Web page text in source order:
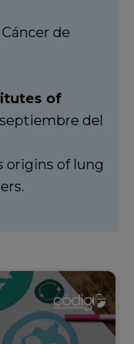
de
of
del
origins of lung